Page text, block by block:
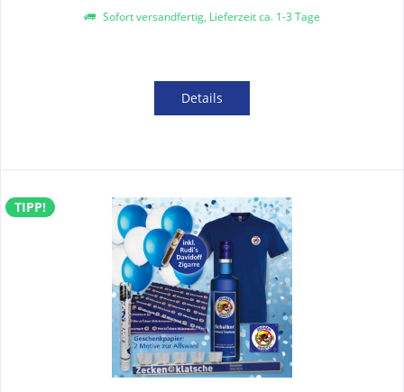
Sofort versandfertig, Lieferzeit ca. 1-3 Tage
Details
TIPP!